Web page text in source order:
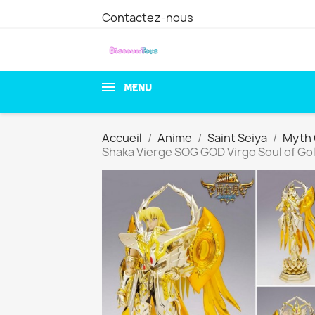
Contactez-nous
MENU
Accueil Anime Saint Seiya
Myth
Shaka Vierge SOG GOD Virgo Soul of